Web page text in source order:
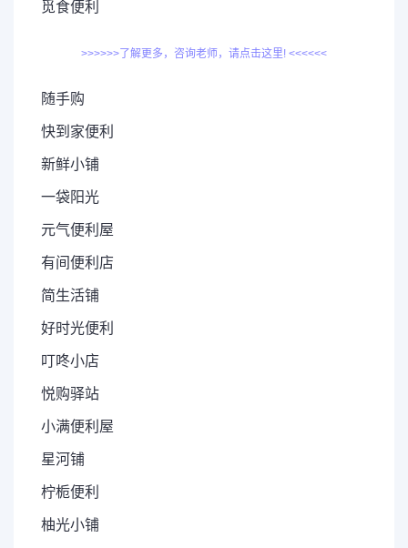
觅食便利
>>>>>>了解更多，咨询老师，请点击这里! <<<<<<
随手购
快到家便利
新鲜小铺
一袋阳光
元气便利屋
有间便利店
简生活铺
好时光便利
叮咚小店
悦购驿站
小满便利屋
星河铺
柠栀便利
柚光小铺